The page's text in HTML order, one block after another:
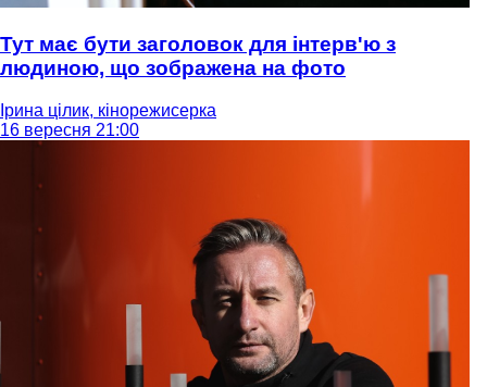
Тут має бути заголовок для інтерв'ю з
людиною, що зображена на фото
Ірина цілик, кінорежисерка
16 вересня 21:00